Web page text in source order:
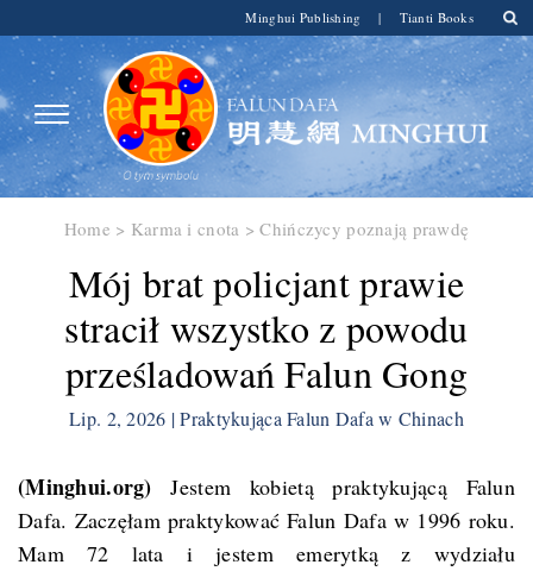
Minghui Publishing | Tianti Books
Home > Karma i cnota >Chińczycy poznają prawdę
Mój brat policjant prawie
stracił wszystko z powodu
prześladowań Falun Gong
Lip. 2, 2026 | Praktykująca Falun Dafa w Chinach
(Minghui.org) Jestem kobietą praktykującą Falun
Dafa. Zaczęłam praktykować Falun Dafa w 1996 roku.
Mam 72 lata i jestem emerytką z wydziału